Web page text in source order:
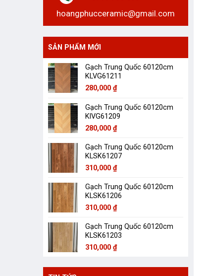
hoangphucceramic@gmail.com
SẢN PHẨM MỚI
Gạch Trung Quốc 60120cm
KLVG61211
280,000 ₫
Gạch Trung Quốc 60120cm
KlVG61209
280,000 ₫
Gạch Trung Quốc 60120cm
KLSK61207
310,000 ₫
Gạch Trung Quốc 60120cm
KLSK61206
310,000 ₫
Gạch Trung Quốc 60120cm
KLSK61203
310,000 ₫